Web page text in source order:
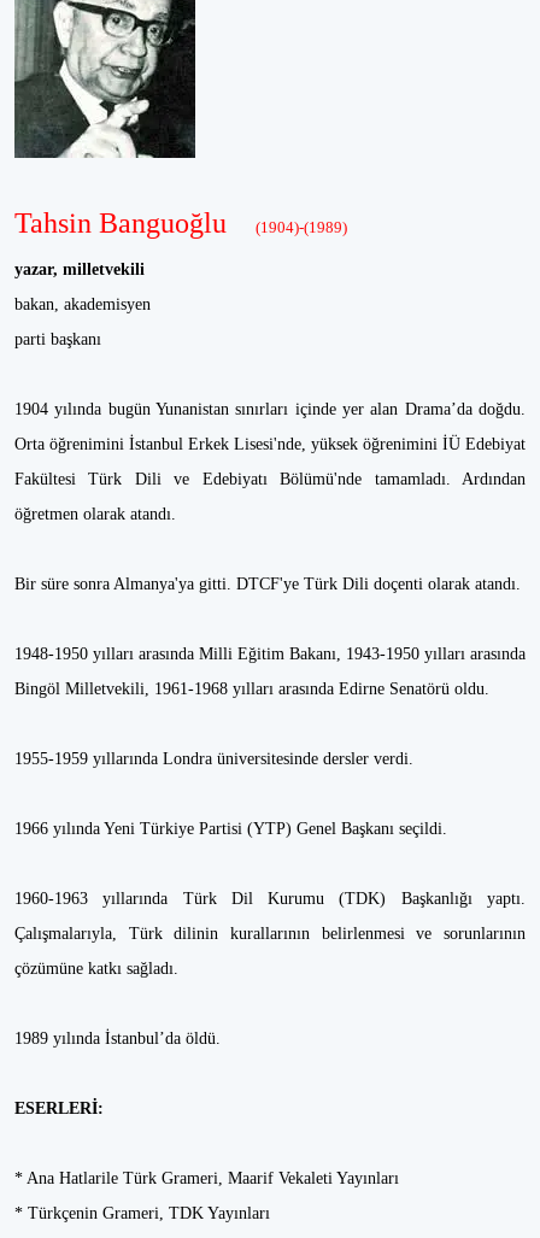
Tahsin Banguoğlu (1904)-(1989)
yazar, milletvekili
bakan, akademisyen
parti başkanı
1904 yılında bugün Yunanistan sınırları içinde yer alan Drama’da doğdu.
Orta öğrenimini İstanbul Erkek Lisesi'nde, yüksek öğrenimini İÜ Edebiyat
Fakültesi Türk Dili ve Edebiyatı Bölümü'nde tamamladı. Ardından
öğretmen olarak atandı.
Bir süre sonra Almanya'ya gitti. DTCF'ye Türk Dili doçenti olarak atandı.
1948-1950 yılları arasında Milli Eğitim Bakanı, 1943-1950 yılları arasında
Bingöl Milletvekili, 1961-1968 yılları arasında Edirne Senatörü oldu.
1955-1959 yıllarında Londra üniversitesinde dersler verdi.
1966 yılında Yeni Türkiye Partisi (YTP) Genel Başkanı seçildi.
1960-1963 yıllarında Türk Dil Kurumu (TDK) Başkanlığı yaptı.
Çalışmalarıyla, Türk dilinin kurallarının belirlenmesi ve sorunlarının
çözümüne katkı sağladı.
1989 yılında İstanbul’da öldü.
ESERLERİ:
* Ana Hatlarile Türk Grameri, Maarif Vekaleti Yayınları
* Türkçenin Grameri, TDK Yayınları